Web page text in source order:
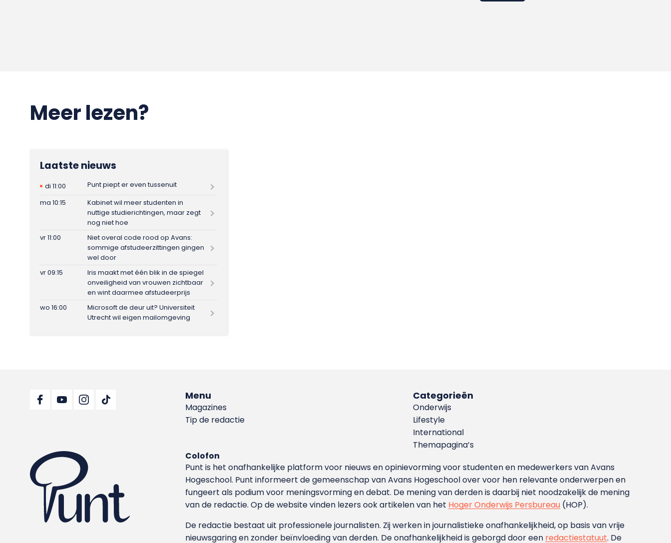
Meer lezen?
Laatste nieuws
di 11:00
Punt piept er even tussenuit
ma 10:15
Kabinet wil meer studenten in
nuttige studierichtingen, maar zegt
nog niet hoe
vr 11:00
Niet overal code rood op Avans:
sommige afstudeerzittingen gingen
wel door
vr 09:15
Iris maakt met één blik in de spiegel
onveiligheid van vrouwen zichtbaar
en wint daarmee afstudeerprijs
wo 16:00
Microsoft de deur uit? Universiteit
Utrecht wil eigen mailomgeving
Menu
Magazines
Tip de redactie
Categorieën
Onderwijs
Lifestyle
International
Themapagina’s
Colofon
Punt is het onafhankelijke platform voor nieuws en opinievorming voor studenten en medewerkers van Avans
Hoge­school. Punt informeert de gemeenschap van Avans Hogeschool over voor hen relevante onderwerpen en
fungeert als podium voor meningsvorming en debat. De mening van derden is daarbij niet noodzakelijk de mening
van de redactie. Op de website vinden lezers ook artikelen van het Hoger Onderwijs Persbureau (HOP).
De redactie bestaat uit professionele journalisten. Zij werken in journalistieke onafhankelijkheid, op basis van vrije
nieuwsgaring en zonder beïnvloeding van derden. De onafhankelijkheid is geborgd door een redactiestatuut. De